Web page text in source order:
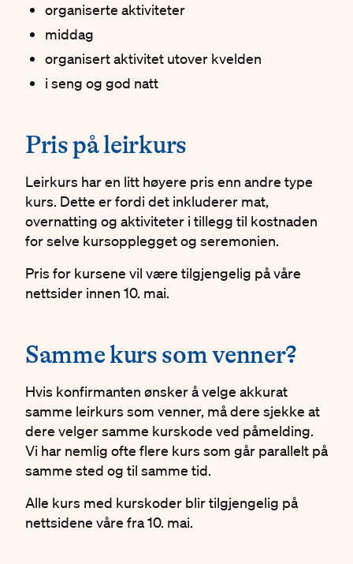
organiserte aktiviteter
middag
organisert aktivitet utover kvelden
i seng og god natt
#
Pris på leirkurs
Leirkurs har en litt høyere pris enn andre type
kurs. Dette er fordi det inkluderer mat,
overnatting og aktiviteter i tillegg til kostnaden
for selve kursopplegget og seremonien.
Pris for kursene vil være tilgjengelig på våre
nettsider innen 10. mai.
#
#
Samme kurs som venner?
Hvis konfirmanten ønsker å velge akkurat
samme leirkurs som venner, må dere sjekke at
dere velger samme kurskode ved påmelding.
Vi har nemlig ofte flere kurs som går parallelt på
samme sted og til samme tid.
Alle kurs med kurskoder blir tilgjengelig på
nettsidene våre fra 10. mai.